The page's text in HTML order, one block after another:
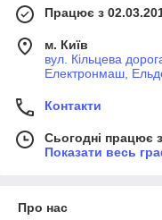
Працює з
м. Київ
вул. Кільцева
Електронмаш,
Контакти
Сьогодні працює
Показати весь
Про нас